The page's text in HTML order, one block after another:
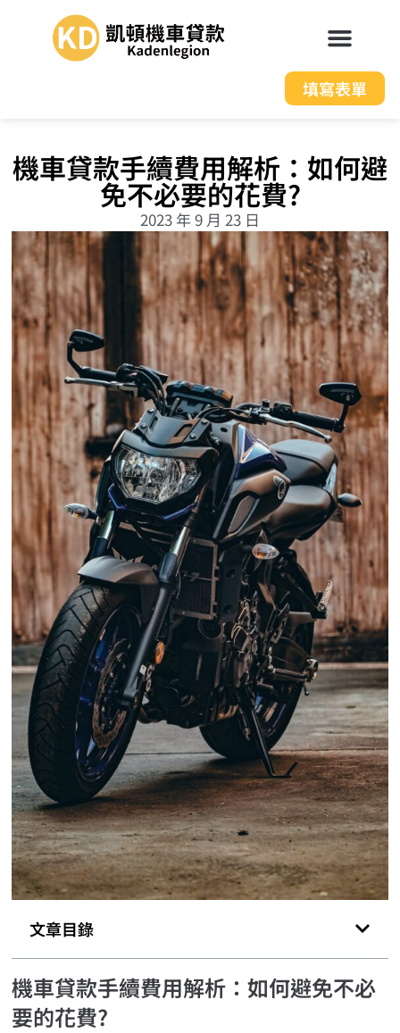
填寫表單
機車貸款手續費用解析：如何避
免不必要的花費?
2023 年 9 月 23 日
文章目錄
機車貸款手續費用解析：如何避免不必
要的花費?